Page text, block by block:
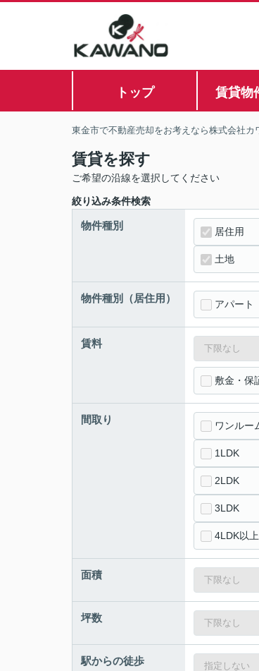
トップ 賃貸物
東金市で不動産売却をお考えなら株式会社カ
賃貸を探す
ご希望の沿線を選択してください
絞り込み条件検索
物件種別 居住用
土地
物件種別（居住用） アパート
賃料
敷金・保
間取り ワンルー
1LDK
2LDK
3LDK
4LDK以上
面積
坪数
駅からの徒歩